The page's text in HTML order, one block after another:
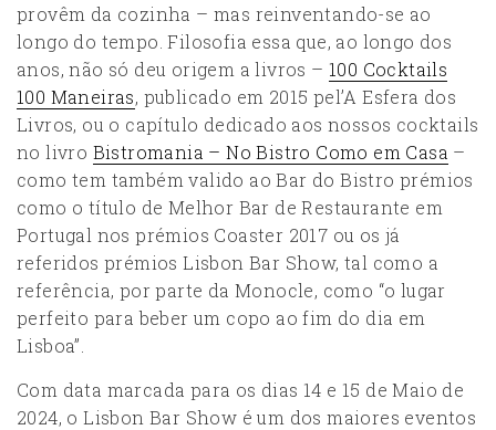
provêm da cozinha – mas reinventando-se ao
longo do tempo. Filosofia essa que, ao longo dos
anos, não só deu origem a livros – 100 Cocktails
100 Maneiras, publicado em 2015 pel’A Esfera dos
Livros, ou o capítulo dedicado aos nossos cocktails
no livro Bistromania – No Bistro Como em Casa –
como tem também valido ao Bar do Bistro prémios
como o título de Melhor Bar de Restaurante em
Portugal nos prémios Coaster 2017 ou os já
referidos prémios Lisbon Bar Show, tal como a
referência, por parte da Monocle, como “o lugar
perfeito para beber um copo ao fim do dia em
Lisboa”.
Com data marcada para os dias 14 e 15 de Maio de
2024, o Lisbon Bar Show é um dos maiores eventos